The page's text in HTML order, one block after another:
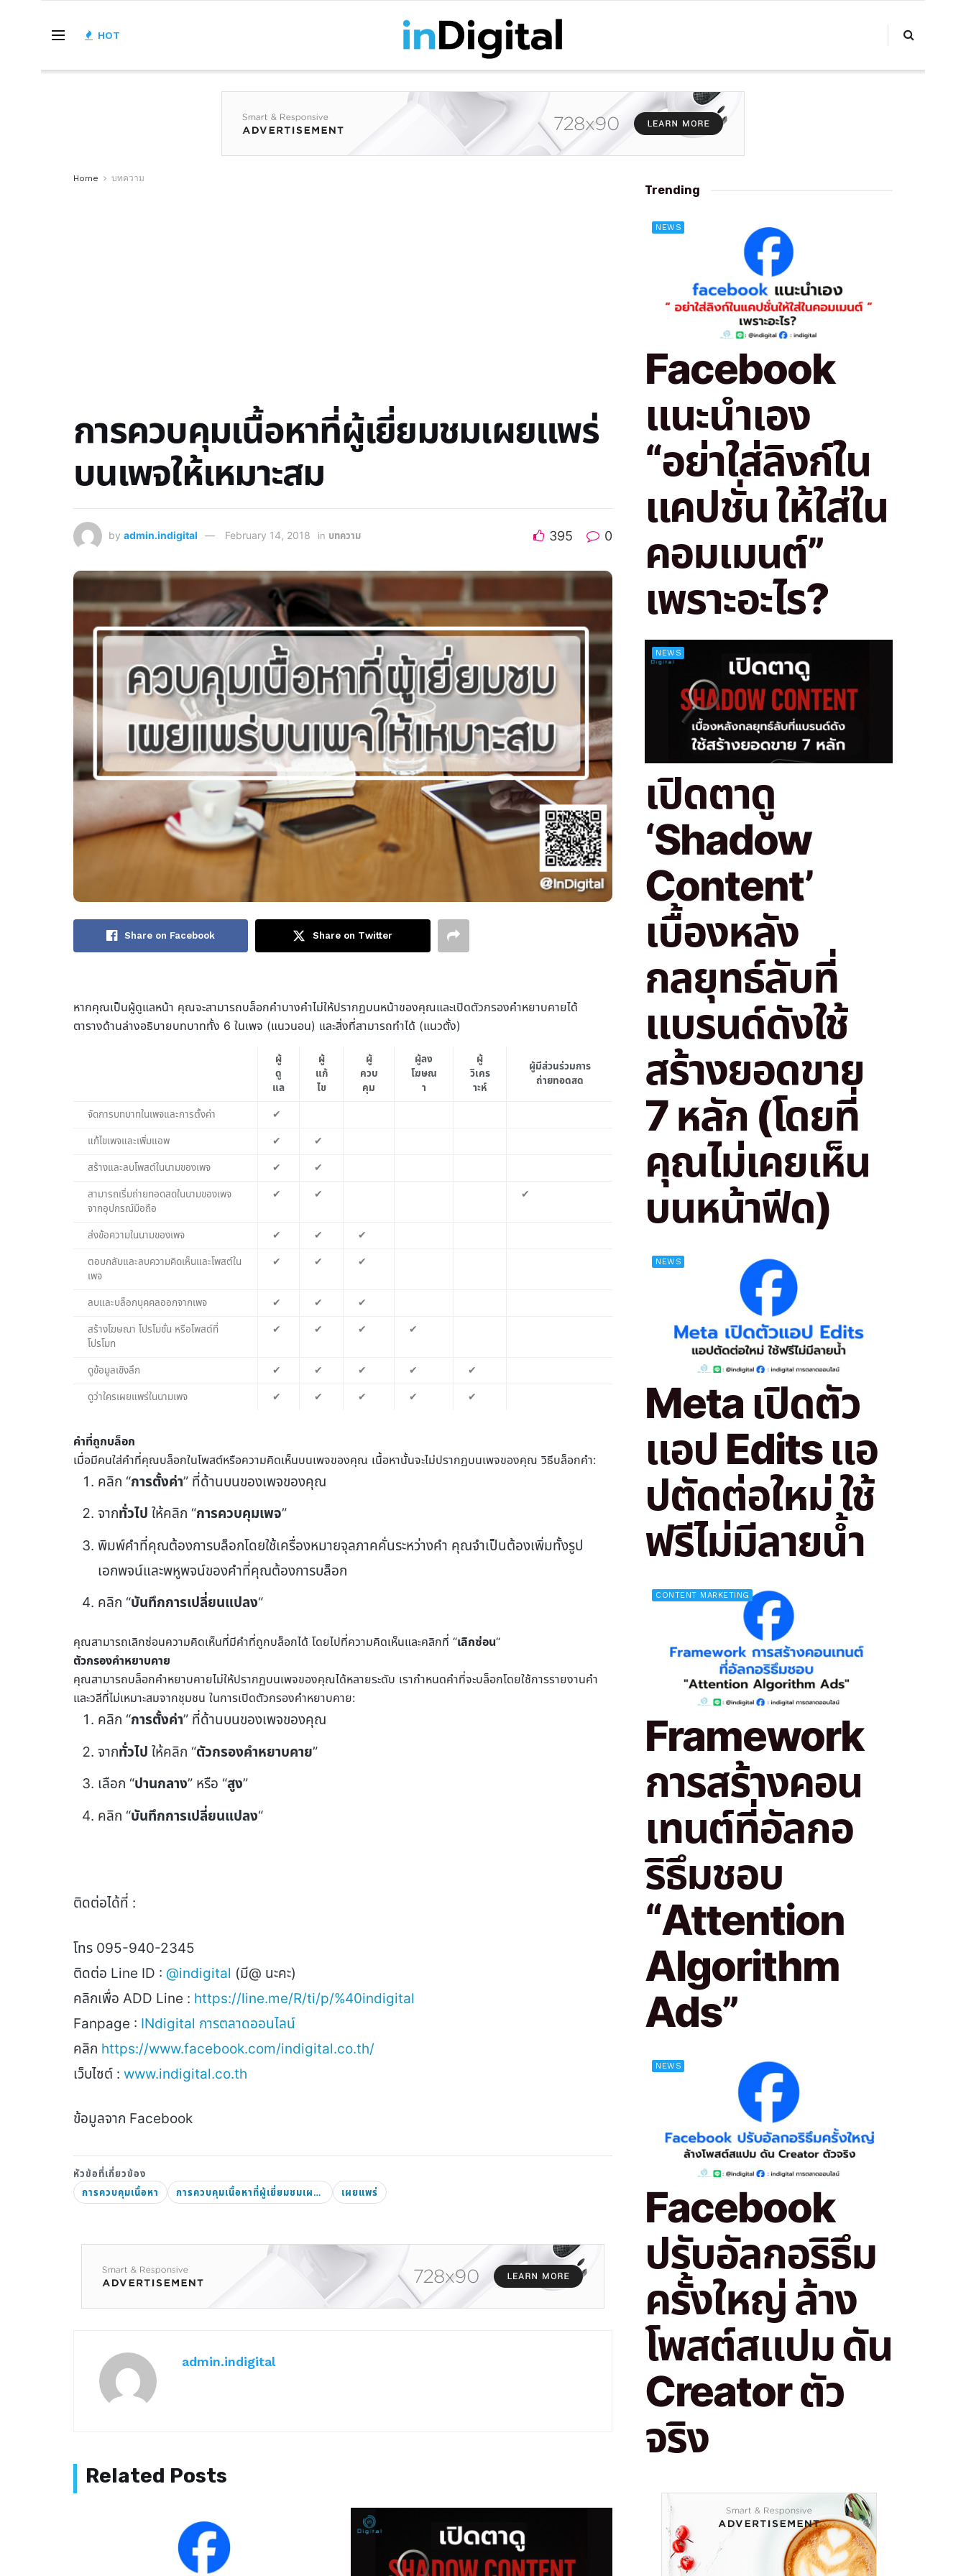
HOT
Home บทความ
การควบคุมเนื้อหาที่ผู้เยี่ยมชมเผยแพร่
บนเพจให้เหมาะสม
by admin.indigital February 14, 2018 in บทความ 395 0
Share on Facebook Share on Twitter
หากคุณเป็นผู้ดูแลหน้า คุณจะสามารถบล็อกคำบางคำไม่ให้ปรากฏบนหน้าของคุณและเปิดตัวกรองคำหยาบคายได้
ตารางด้านล่างอธิบายบทบาททั้ง 6 ในเพจ (แนวนอน) และสิ่งที่สามารถทำได้ (แนวตั้ง)
ผู้
ดู
แล
ผู้
แก้
ไข
ผู้
ควบ
คุม
ผู้ลง
โฆษณ
า
ผู้
วิเคร
าะห์
ผู้มีส่วนร่วมการ
ถ่ายทอดสด
จัดการบทบาทในเพจและการตั้งค่า ✔
แก้ไขเพจและเพิ่มแอพ ✔ ✔
สร้างและลบโพสต์ในนามของเพจ ✔ ✔
สามารถเริ่มถ่ายทอดสดในนามของเพจ
จากอุปกรณ์มือถือ
✔ ✔ ✔
ส่งข้อความในนามของเพจ ✔ ✔ ✔
ตอบกลับและลบความคิดเห็นและโพสต์ใน
เพจ
✔ ✔ ✔
ลบและบล็อกบุคคลออกจากเพจ ✔ ✔ ✔
สร้างโฆษณา โปรโมชั่น หรือโพสต์ที่
โปรโมท
✔ ✔ ✔ ✔
ดูข้อมูลเชิงลึก ✔ ✔ ✔ ✔ ✔
ดูว่าใครเผยแพร่ในนามเพจ ✔ ✔ ✔ ✔ ✔
คำที่ถูกบล็อก
เมื่อมีคนใส่คำที่คุณบล็อกในโพสต์หรือความคิดเห็นบนเพจของคุณ เนื้อหานั้นจะไม่ปรากฏบนเพจของคุณ วิธีบล็อกคำ:
คลิก “การตั้งค่า” ที่ด้านบนของเพจของคุณ
จากทั่วไป ให้คลิก “การควบคุมเพจ”
พิมพ์คำที่คุณต้องการบล็อกโดยใช้เครื่องหมายจุลภาคคั่นระหว่างคำ คุณจำเป็นต้องเพิ่มทั้งรูป
เอกพจน์และพหูพจน์ของคำที่คุณต้องการบล็อก
คลิก “บันทึกการเปลี่ยนแปลง“
คุณสามารถเลิกซ่อนความคิดเห็นที่มีคำที่ถูกบล็อกได้ โดยไปที่ความคิดเห็นและคลิกที่ “เลิกซ่อน“
ตัวกรองคำหยาบคาย
คุณสามารถบล็อกคำหยาบคายไม่ให้ปรากฏบนเพจของคุณได้หลายระดับ เรากำหนดคำที่จะบล็อกโดยใช้การรายงานคำ
และวลีที่ไม่เหมาะสมจากชุมชน ในการเปิดตัวกรองคำหยาบคาย:
คลิก “การตั้งค่า” ที่ด้านบนของเพจของคุณ
จากทั่วไป ให้คลิก “ตัวกรองคำหยาบคาย”
เลือก “ปานกลาง” หรือ “สูง”
คลิก “บันทึกการเปลี่ยนแปลง“
ติดต่อได้ที่ :
โทร 095-940-2345
ติดต่อ Line ID : @indigital (มี@ นะคะ)
คลิกเพื่อ ADD Line : https://line.me/R/ti/p/%40indigital
Fanpage : INdigital การตลาดออนไลน์
คลิก https://www.facebook.com/indigital.co.th/
เว็บไซต์ : www.indigital.co.th
ข้อมูลจาก Facebook
การควบคุมเนื้อหา การควบคุมเนื้อหาที่ผู้เยี่ยมชมเผยแพร่บนเพจให้เหมาะสม เผยแพร่
admin.indigital
Trending
NEWS
Facebook
แนะนำเอง
“อย่าใส่ลิงก์ใน
แคปชั่น ให้ใส่ใน
คอมเมนต์”
เพราะอะไร?
NEWS
เปิดตาดู
‘Shadow
Content’
เบื้องหลัง
กลยุทธ์ลับที่
แบรนด์ดังใช้
สร้างยอดขาย
7 หลัก (โดยที่
คุณไม่เคยเห็น
บนหน้าฟีด)
NEWS
Meta เปิดตัว
แอป Edits แอ
ปตัดต่อใหม่ ใช้
ฟรีไม่มีลายน้ำ
CONTENT MARKETING
Framework
การสร้างคอน
เทนต์ที่อัลกอ
ริธึมชอบ
“Attention
Algorithm
Ads”
NEWS
Facebook
ปรับอัลกอริธึม
ครั้งใหญ่ ล้าง
โพสต์สแปม ดัน
Creator ตัว
จริง